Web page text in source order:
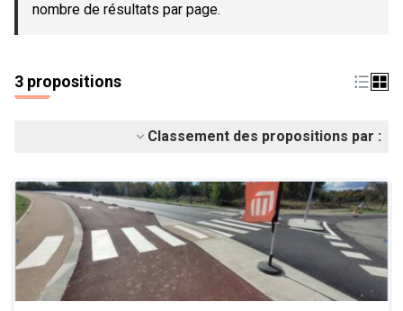
nombre de résultats par page.
3 propositions
Classement des propositions par :